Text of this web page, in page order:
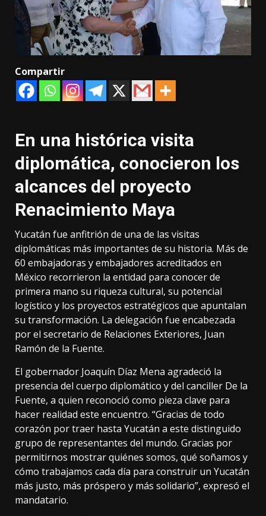
Compartir
En una histórica visita
diplomática, conocieron los
alcances del proyecto
Renacimiento Maya
Yucatán fue anfitrión de una de las visitas
diplomáticas más importantes de su historia. Más de
60 embajadoras y embajadores acreditados en
México recorrieron la entidad para conocer de
primera mano su riqueza cultural, su potencial
logístico y los proyectos estratégicos que apuntalan
su transformación. La delegación fue encabezada
por el secretario de Relaciones Exteriores, Juan
Ramón de la Fuente.
El gobernador Joaquín Díaz Mena agradeció la
presencia del cuerpo diplomático y del canciller De la
Fuente, a quien reconoció como pieza clave para
hacer realidad este encuentro. “Gracias de todo
corazón por traer hasta Yucatán a este distinguido
grupo de representantes del mundo. Gracias por
permitirnos mostrar quiénes somos, qué soñamos y
cómo trabajamos cada día para construir un Yucatán
más justo, más próspero y más solidario”, expresó el
mandatario.